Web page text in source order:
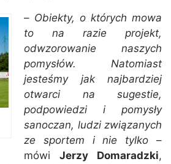
– Obiekty, o których mowa
to na razie projekt,
odwzorowanie naszych
pomysłów. Natomiast
jesteśmy jak najbardziej
otwarci na sugestie,
podpowiedzi i pomysły
sanoczan, ludzi związanych
ze sportem i nie tylko –
mówi Jerzy Domaradzki,